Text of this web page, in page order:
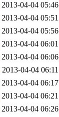
2013-04-04 05:46
2013-04-04 05:51
2013-04-04 05:56
2013-04-04 06:01
2013-04-04 06:06
2013-04-04 06:11
2013-04-04 06:17
2013-04-04 06:21
2013-04-04 06:26